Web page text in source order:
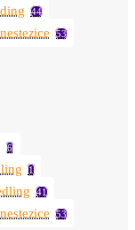
44
53
6
1
41
53